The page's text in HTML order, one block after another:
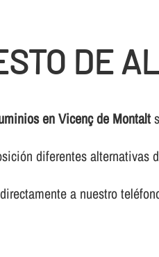
DE
en Vicenç de Montalt
diferentes
a nuestro